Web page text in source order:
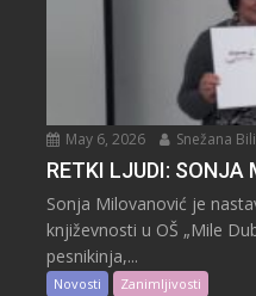
May 6, 2026 Snežana
RETKI LJUDI: SONJA
Sonja Milovanović je
književnosti u OŠ „Mile
pesnikinja,...
Novosti Zanimljivosti